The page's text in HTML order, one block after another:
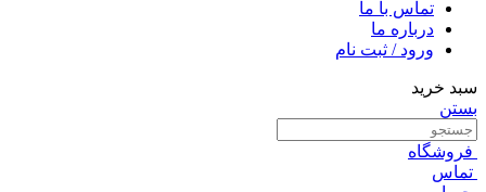
تماس با ما
درباره ما
ورود / ثبت نام
سبد خرید
بستن
فروشگاه
تماس